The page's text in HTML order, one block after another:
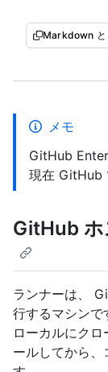
Markdown と
メモ
GitHub
現在 GitHub
GitHub
ランナーは、
行するマシンで
ローカルにク
ールしてから、